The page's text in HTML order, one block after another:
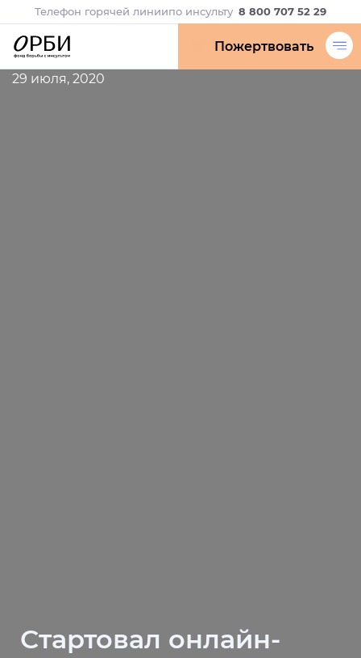
Телефон горячей линиипо инсульту 8 800 707 52 29
Пожертвовать
29 июля, 2020
Стартовал онлайн-